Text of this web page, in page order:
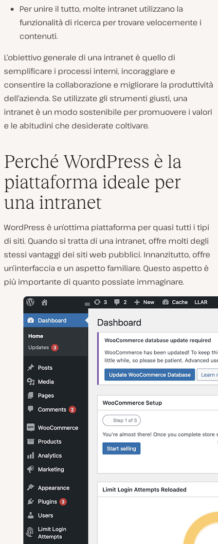
Per unire il tutto, molte intranet utilizzano la
funzionalità di ricerca per trovare velocemente i
contenuti.
L’obiettivo generale di una intranet è quello di
semplificare i processi interni, incoraggiare e
consentire la collaborazione e migliorare la produttività
dell’azienda. Se utilizzate gli strumenti giusti, una
intranet è un modo sostenibile per promuovere i valori
e le abitudini che desiderate coltivare.
Perché WordPress è la
piattaforma ideale per
una intranet
WordPress è un’ottima piattaforma per quasi tutti i tipi
di siti. Quando si tratta di una intranet, offre molti degli
stessi vantaggi dei siti web pubblici. Innanzitutto, offre
un’interfaccia e un aspetto familiare. Questo aspetto è
più importante di quanto possiate immaginare.